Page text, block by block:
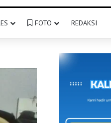
FOTO REDAKSI